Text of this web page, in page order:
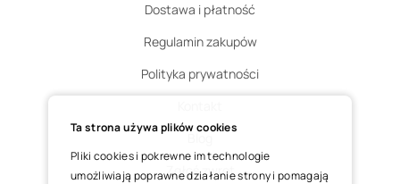
Dostawa i płatność
Regulamin zakupów
Polityka prywatności
Zgłoś zwrot
Ta strona używa plików cookies
Pliki cookies i pokrewne im technologie
umożliwiają poprawne działanie strony i pomagają